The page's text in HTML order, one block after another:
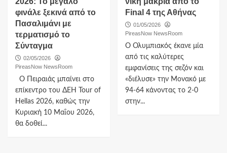
φινάλε ξεκινά από το
Πασαλιμάνι με
τερματισμό το
Σύνταγμα
02/05/2026
PireasNow NewsRoom
Ο Πειραιάς μπαίνει στο
επίκεντρο του ΔΕΗ Tour of
Hellas 2026, καθώς την
Κυριακή 10 Μαΐου 2026,
θα δοθεί...
Final 4 της Αθήνας
01/05/2026
PireasNow NewsRoom
Ο Ολυμπιακός έκανε μία
από τις καλύτερες
εμφανίσεις της σεζόν και
«διέλυσε» την Μονακό με
94-64 κάνοντας το 2-0
στην...